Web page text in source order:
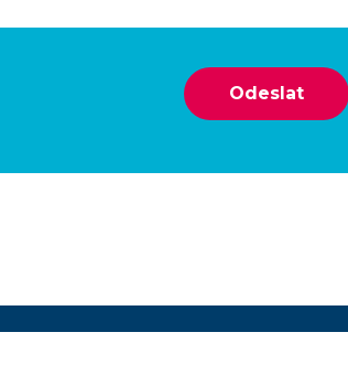
Odeslat